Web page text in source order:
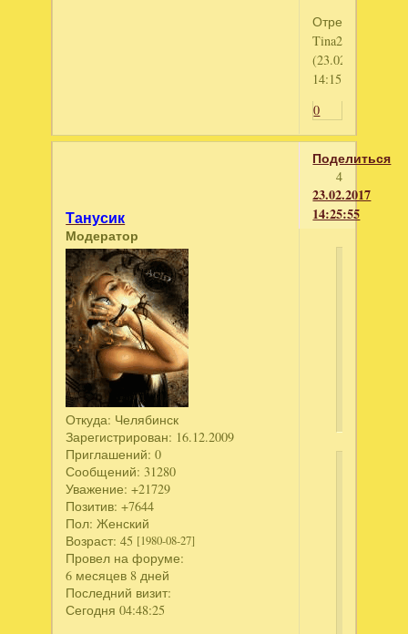
Tina250
(23.02.2017
14:15:55)
0
Поделиться
4
23.02.2017
14:25:55
Танусик
Модератор
Откуда: Челябинск
Зарегистрирован: 16.12.2009
Приглашений: 0
Сообщений: 31280
Уважение: +21729
Позитив: +7644
Пол: Женский
Возраст: 45 [1980-08-27]
Провел на форуме:
6 месяцев 8 дней
Последний визит:
Сегодня 04:48:25